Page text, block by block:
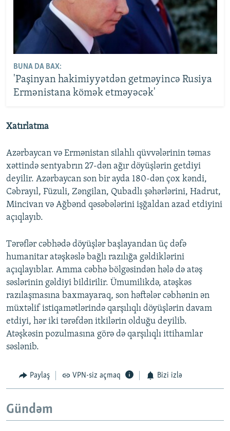
BUNA DA BAX:
'Paşinyan hakimiyyətdən getməyincə Rusiya
Ermənistana kömək etməyəcək'
Xatırlatma
Azərbaycan və Ermənistan silahlı qüvvələrinin təmas
xəttində sentyabrın 27-dən ağır döyüşlərin getdiyi
deyilir. Azərbaycan son bir ayda 180-dən çox kəndi,
Cəbrayıl, Füzuli, Zəngilan, Qubadlı şəhərlərini, Hadrut,
Mincivan və Ağbənd qəsəbələrini işğaldan azad etdiyini
açıqlayıb.
Tərəflər cəbhədə döyüşlər başlayandan üç dəfə
humanitar atəşkəslə bağlı razılığa gəldiklərini
açıqlayıblar. Amma cəbhə bölgəsindən hələ də atəş
səslərinin gəldiyi bildirilir. Ümumilikdə, atəşkəs
razılaşmasına baxmayaraq, son həftələr cəbhənin ən
müxtəlif istiqamətlərində qarşılıqlı döyüşlərin davam
etdiyi, hər iki tərəfdən itkilərin olduğu deyilib.
Atəşkəsin pozulmasına görə də qarşılıqlı ittihamlar
səslənib.
Paylaş VPN-siz açmaq Bizi izlə
Gündəm